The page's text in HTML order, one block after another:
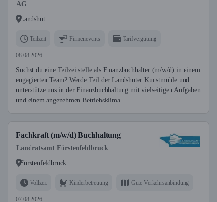
AG
Landshut
Teilzeit Firmenevents Tarifvergütung
08.08.2026
Suchst du eine Teilzeitstelle als Finanzbuchhalter (m/w/d) in einem
engagierten Team? Werde Teil der Landshuter Kunstmühle und
unterstütze uns in der Finanzbuchhaltung mit vielseitigen Aufgaben
und einem angenehmen Betriebsklima.
Fachkraft (m/w/d) Buchhaltung
Landratsamt Fürstenfeldbruck
Fürstenfeldbruck
Vollzeit Kinderbetreuung Gute Verkehrsanbindung
07.08.2026